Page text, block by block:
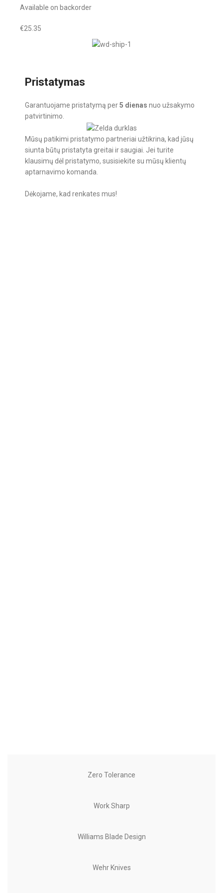
Available on backorder
€25.35
Pristatymas
Garantuojame pristatymą per5 dienas nuo užsakymo
patvirtinimo.
Mūsų patikimi pristatymo partneriai užtikrina, kad jūsų
siunta būtų pristatyta greitai ir saugiai. Jei turite
klausimų dėl pristatymo, susisiekite su mūsų klientų
aptarnavimo komanda.
Dėkojame, kad renkates mus!
Zero Tolerance
Work Sharp
Williams Blade Design
Wehr Knives